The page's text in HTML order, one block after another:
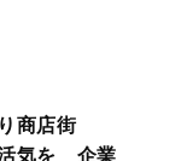
商店街
気を 企業